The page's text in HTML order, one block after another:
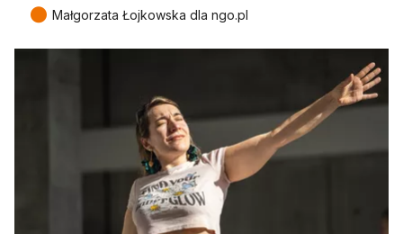
● Małgorzata Łojkowska dla ngo.pl